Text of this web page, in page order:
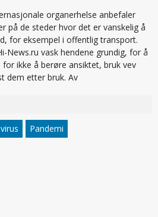
organerhelse anbefaler
på de steder hvor det er vanskelig å
for eksempel i offentlig transport.
News.ru vask hendene grundig, for å
ikke å berøre ansiktet, bruk vev
dem etter bruk. Av
Pandemi